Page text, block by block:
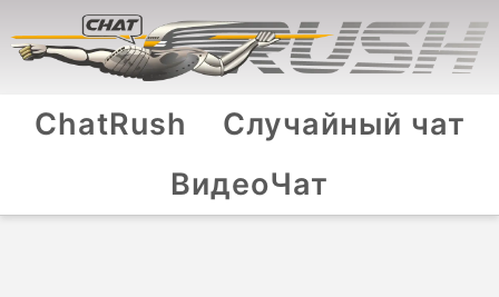
ChatRush
Случайный чат
ВидеоЧат